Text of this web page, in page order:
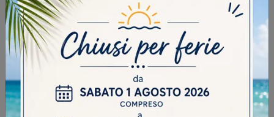
ATLANTE UNIT AT213